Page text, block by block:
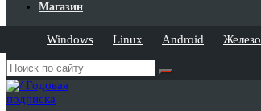
Магазин
Windows Linux Android Железо
Годовая
подписка